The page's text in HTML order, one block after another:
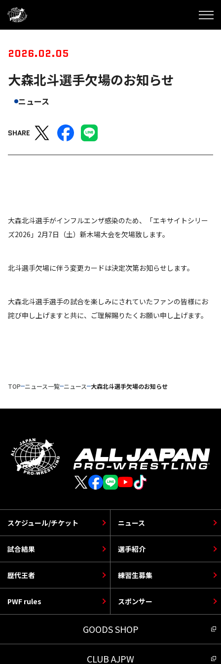
2026.02.05
大森北斗選手欠場のお知らせ
ニュース
SHARE
大森北斗選手がインフルエンザ感染のため、「エキサイトシリー
ズ2026」2月7日（土）新木場大会を欠場致します。
北斗選手欠場に伴う変更カードは決定次第お知らせします。
大森北斗選手選手の試合を楽しみにされていたファンの皆様にお
詫び申し上げますと共に、ご理解賜りたくお願い申し上げます。
TOP ニュース一覧 ニュース 大森北斗選手欠場のお知らせ
スケジュール/チケット
選手紹介
PWF rules
ニュース
歴代王者
スポンサー
試合結果
練習生募集
GOODS SHOP
CLUB AJPW